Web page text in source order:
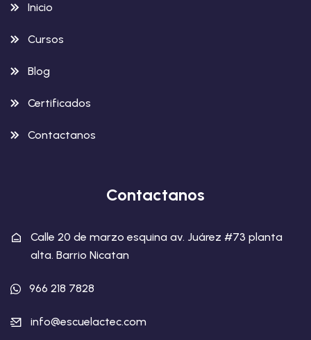
Inicio
Cursos
Blog
Certificados
Contactanos
Contactanos
Calle 20 de marzo esquina av. Juárez #73 planta
alta. Barrio Nicatan
966 218 7828
info@escuelactec.com